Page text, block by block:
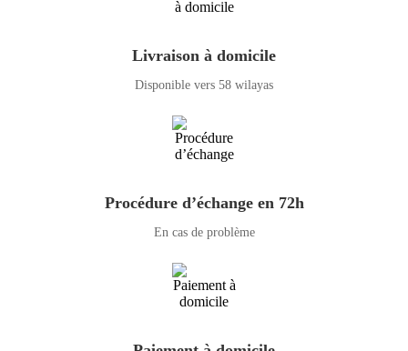
Livraison à domicile
Disponible vers 58 wilayas
Procédure d’échange en 72h
En cas de problème